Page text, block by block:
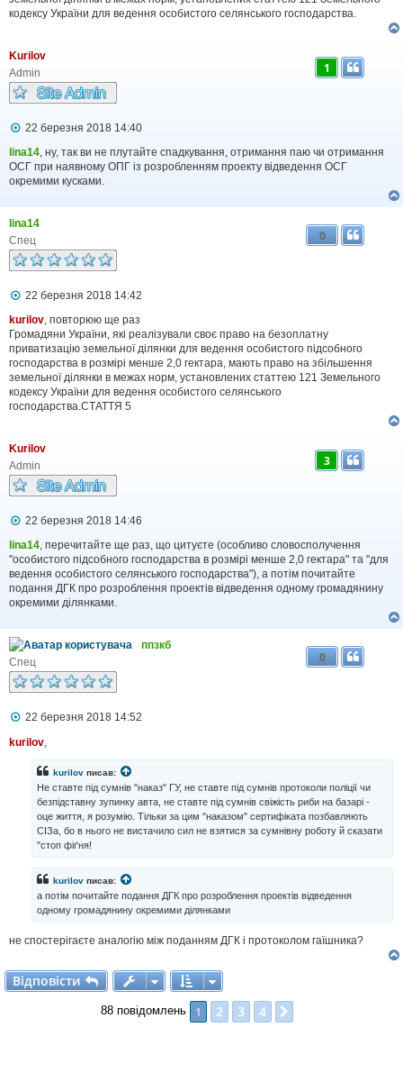
кодексу України для ведення особистого селянського господарства.
Kurilov
Admin
1
П
в
і
д
е
н
н
я
22 березня 2018 14:40
lina14, ну, так ви не плутайте спадкування, отримання паю чи отримання
ОСГ при наявному ОПГ із розробленням проекту відведення ОСГ
окремими кусками.
lina14
Спец
0
П
в
і
д
о
м
л
е
н
22 березня 2018 14:42
kurilov, повторюю ще раз
Громадяни України, які реалізували своє право на безоплатну
приватизацію земельної ділянки для ведення особистого підсобного
господарства в розмірі менше 2,0 гектара, мають право на збільшення
земельної ділянки в межах норм, установлених статтею 121 Земельного
кодексу України для ведення особистого селянського
господарства.СТАТТЯ 5
Kurilov
Admin
3
П
в
і
д
о
м
л
н
я
22 березня 2018 14:46
lina14, перечитайте ще раз, що цитуєте (особливо словосполучення
"особистого підсобного господарства в розмірі менше 2,0 гектара" та "для
ведення особистого селянського господарства"), а потім почитайте
подання ДГК про розроблення проектів відведення одному громадянину
окремими ділянками.
ппзкб
Спец
0
П
в
22 березня 2018 14:52
kurilov
kurilov писав:
Не ставте під сумнів "наказ" ГУ, не ставте під сумнів протоколи поліції чи
безпідставну зупинку авта, не ставте під сумнів свіжість риби на базарі -
оце життя, я розумію. Тільки за цим "наказом" сертифіката позбавляють
СІЗа, бо в нього не вистачило сил не взятися за сумнівну роботу й сказати
"стоп фіґня!
kurilov писав:
а потім почитайте подання ДГК про розроблення проектів відведення
одному громадянину окремими ділянками
не спостерігаєте аналогію між поданням ДГК і протоколом гаїшника?
Відповісти
Відповісти
88 повідомлень 1 2 3 4